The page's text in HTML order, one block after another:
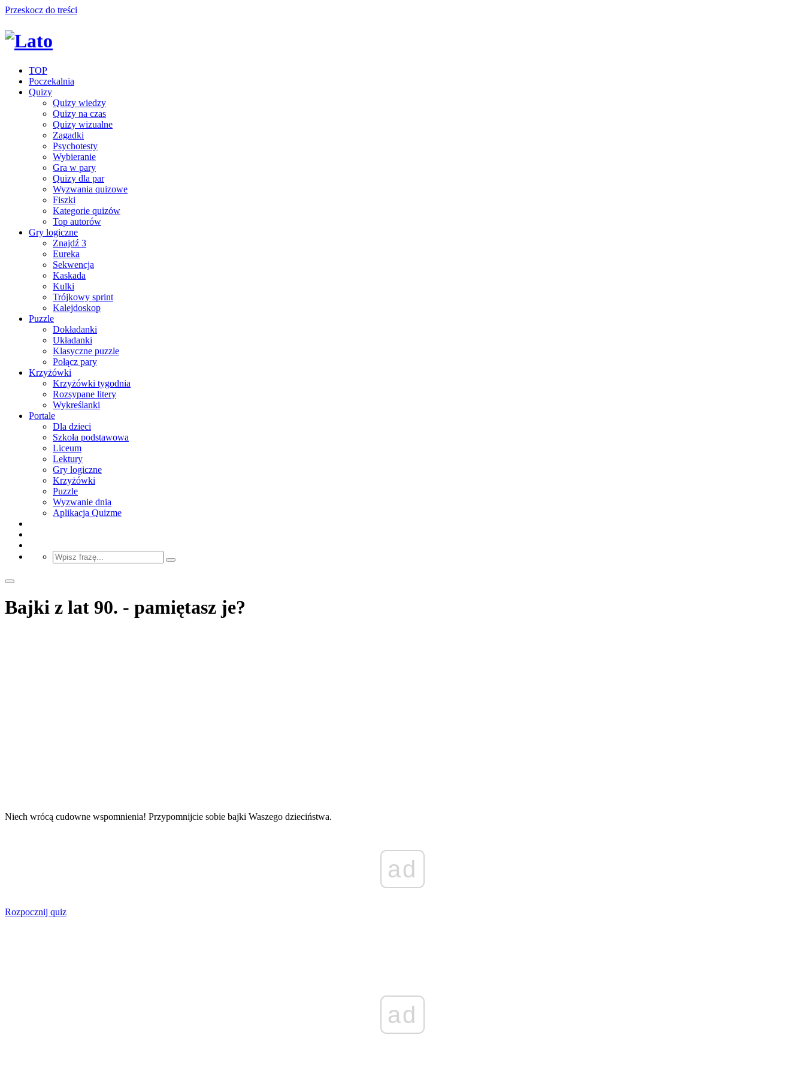
Przeskocz do treści
TOP
Poczekalnia
Quizy
Quizy wiedzy
Quizy na czas
Quizy wizualne
Zagadki
Psychotesty
Wybieranie
Gra w pary
Quizy dla par
Wyzwania quizowe
Fiszki
Kategorie quizów
Top autorów
Gry logiczne
Znajdź 3
Eureka
Sekwencja
Kaskada
Kulki
Trójkowy sprint
Kalejdoskop
Puzzle
Dokładanki
Układanki
Klasyczne puzzle
Połącz pary
Krzyżówki
Krzyżówki tygodnia
Rozsypane litery
Wykreślanki
Portale
Dla dzieci
Szkoła podstawowa
Liceum
Lektury
Gry logiczne
Krzyżówki
Puzzle
Wyzwanie dnia
Aplikacja Quizme
Bajki z lat 90. - pamiętasz je?
Niech wrócą cudowne wspomnienia! Przypomnijcie sobie bajki Waszego dzieciństwa.
ad
Rozpocznij quiz
ad